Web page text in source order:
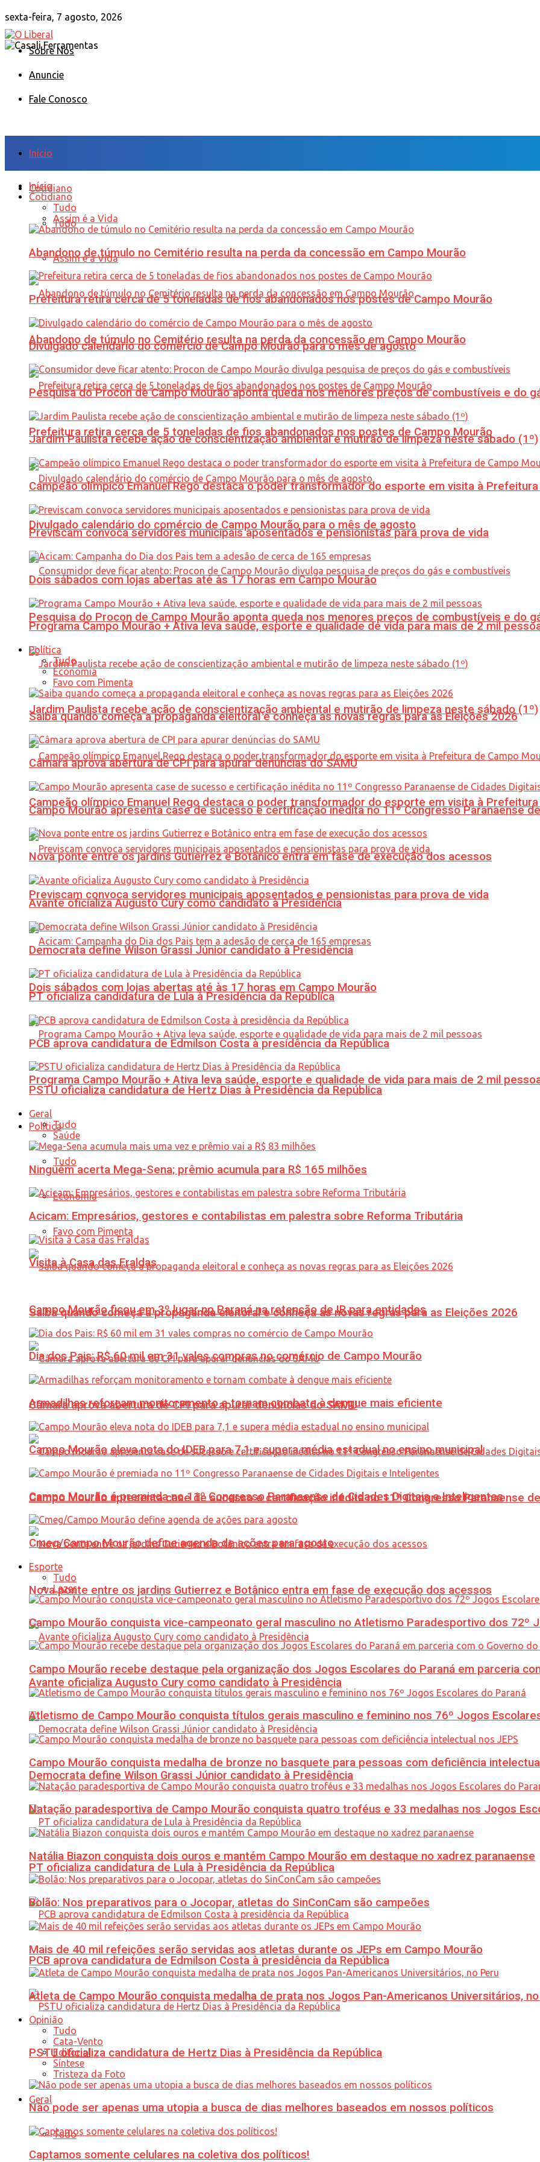
sexta-feira, 7 agosto, 2026
Sobre Nós
Anuncie
Fale Conosco
Início
Cotidiano
Tudo
Assim é a Vida
Abandono de túmulo no Cemitério resulta na perda da concessão em Campo Mourão
Prefeitura retira cerca de 5 toneladas de fios abandonados nos postes de Campo Mourão
Divulgado calendário do comércio de Campo Mourão para o mês de agosto
Pesquisa do Procon de Campo Mourão aponta queda nos menores preços de combustíveis e do
Jardim Paulista recebe ação de conscientização ambiental e mutirão de limpeza neste sábado (1º)
Campeão olímpico Emanuel Rego destaca o poder transformador do esporte em visita à
Previscam convoca servidores municipais aposentados e pensionistas para prova de vida
Dois sábados com lojas abertas até às 17 horas em Campo Mourão
Programa Campo Mourão + Ativa leva saúde, esporte e qualidade de vida para mais de 2 mil
Política
Tudo
Economia
Favo com Pimenta
Saiba quando começa a propaganda eleitoral e conheça as novas regras para as Eleições 2026
Câmara aprova abertura de CPI para apurar denúncias do SAMU
Campo Mourão apresenta case de sucesso e certificação inédita no 11º Congresso Paranaense
Nova ponte entre os jardins Gutierrez e Botânico entra em fase de execução dos acessos
Avante oficializa Augusto Cury como candidato à Presidência
Democrata define Wilson Grassi Júnior candidato à Presidência
PT oficializa candidatura de Lula à Presidência da República
PCB aprova candidatura de Edmilson Costa à presidência da República
PSTU oficializa candidatura de Hertz Dias à Presidência da República
Geral
Tudo
Início
Cotidiano
Tudo
Assim é a Vida
Abandono de túmulo no Cemitério resulta na perda da concessão em Campo Mourão
Prefeitura retira cerca de 5 toneladas de fios abandonados nos postes de Campo Mourão
Divulgado calendário do comércio de Campo Mourão para o mês de agosto
Pesquisa do Procon de Campo Mourão aponta queda nos menores preços de combustíveis e do
Jardim Paulista recebe ação de conscientização ambiental e mutirão de limpeza neste sábado (1º)
Campeão olímpico Emanuel Rego destaca o poder transformador do esporte em visita à
Previscam convoca servidores municipais aposentados e pensionistas para prova de vida
Dois sábados com lojas abertas até às 17 horas em Campo Mourão
Programa Campo Mourão + Ativa leva saúde, esporte e qualidade de vida para mais de 2 mil
Política
Tudo
Economia
Favo com Pimenta
Saiba quando começa a propaganda eleitoral e conheça as novas regras para as Eleições 2026
Câmara aprova abertura de CPI para apurar denúncias do SAMU
Campo Mourão apresenta case de sucesso e certificação inédita no 11º Congresso Paranaense
Nova ponte entre os jardins Gutierrez e Botânico entra em fase de execução dos acessos
Avante oficializa Augusto Cury como candidato à Presidência
Democrata define Wilson Grassi Júnior candidato à Presidência
PT oficializa candidatura de Lula à Presidência da República
PCB aprova candidatura de Edmilson Costa à presidência da República
PSTU oficializa candidatura de Hertz Dias à Presidência da República
Geral
Tudo
Saúde
Ninguém acerta Mega-Sena; prêmio acumula para R$ 165 milhões
Acicam: Empresários, gestores e contabilistas em palestra sobre Reforma Tributária
Visita à Casa das Fraldas
Campo Mourão ficou em 3º lugar no Paraná na retenção de IR para entidades
Dia dos Pais: R$ 60 mil em 31 vales compras no comércio de Campo Mourão
Armadilhas reforçam monitoramento e tornam combate à dengue mais eficiente
Campo Mourão eleva nota do IDEB para 7,1 e supera média estadual no ensino municipal
Campo Mourão é premiada no 11º Congresso Paranaense de Cidades Digitais e Inteligentes
Cmeg/Campo Mourão define agenda de ações para agosto
Esporte
Tudo
Lazer
Campo Mourão conquista vice-campeonato geral masculino no Atletismo Paradesportivo dos 72º
Campo Mourão recebe destaque pela organização dos Jogos Escolares do Paraná em parceria
Atletismo de Campo Mourão conquista títulos gerais masculino e feminino nos 76º Jogos
Campo Mourão conquista medalha de bronze no basquete para pessoas com deficiência
Natação paradesportiva de Campo Mourão conquista quatro troféus e 33 medalhas nos Jogos
Natália Biazon conquista dois ouros e mantém Campo Mourão em destaque no xadrez paranaense
Bolão: Nos preparativos para o Jocopar, atletas do SinConCam são campeões
Mais de 40 mil refeições serão servidas aos atletas durante os JEPs em Campo Mourão
Atleta de Campo Mourão conquista medalha de prata nos Jogos Pan-Americanos Universitários,
Opinião
Tudo
Cata-Vento
Editorial
Síntese
Tristeza da Foto
Não pode ser apenas uma utopia a busca de dias melhores baseados em nossos políticos
Captamos somente celulares na coletiva dos políticos!